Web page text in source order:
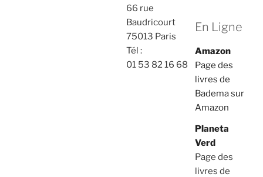
66 rue
Baudricourt
75013 Paris
Tél :
01 53 82 16 68
En Ligne
Amazon
Page des
livres de
Badema sur
Amazon
Planeta
Verd
Page des
livres de